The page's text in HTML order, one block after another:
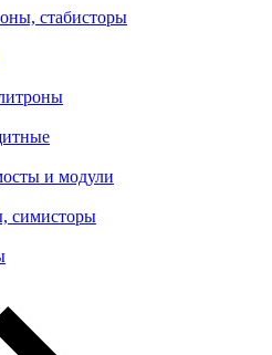
стабисторы
и модули
симисторы